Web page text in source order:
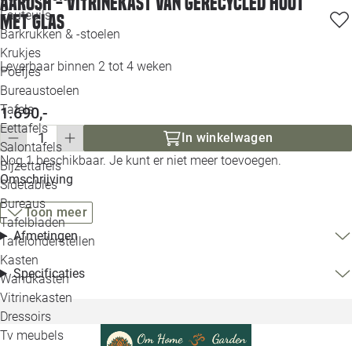
Fauteuils
Barkrukken & -stoelen
Krukjes
Poefjes
Bureaustoelen
Tafels
Eettafels
Salontafels
Bijzettafels
Sidetables
Bureaus
Tafelbladen
Tafelonderstellen
Kasten
Wandkasten
Vitrinekasten
Dressoirs
Tv meubels
Alle
met Glas
Leverbaar binnen 2 tot 4 weken
1.690,-
In winkelwagen
Nog 1 beschikbaar. Je kunt er niet meer toevoegen.
Omschrijving
Toon meer
Afmetingen
Specificaties